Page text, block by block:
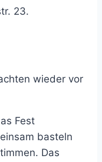
23.
wieder vor
Fest
basteln
Das